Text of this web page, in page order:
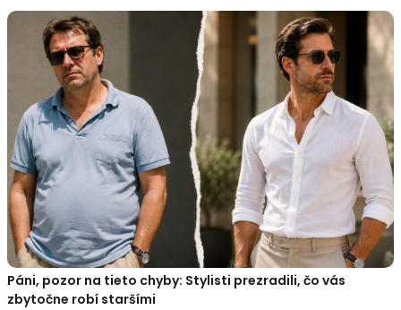
Páni, pozor na tieto chyby: Stylisti prezradili, čo vás
zbytočne robí staršími